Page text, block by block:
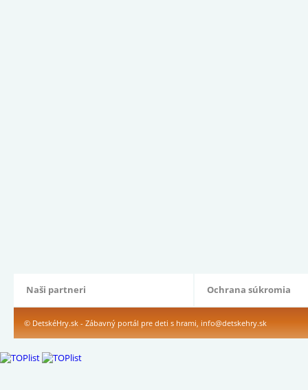
Naši partneri Ochrana súkromia
© DetskéHry.sk - Zábavný portál pre deti s hrami, info@detskehry.sk